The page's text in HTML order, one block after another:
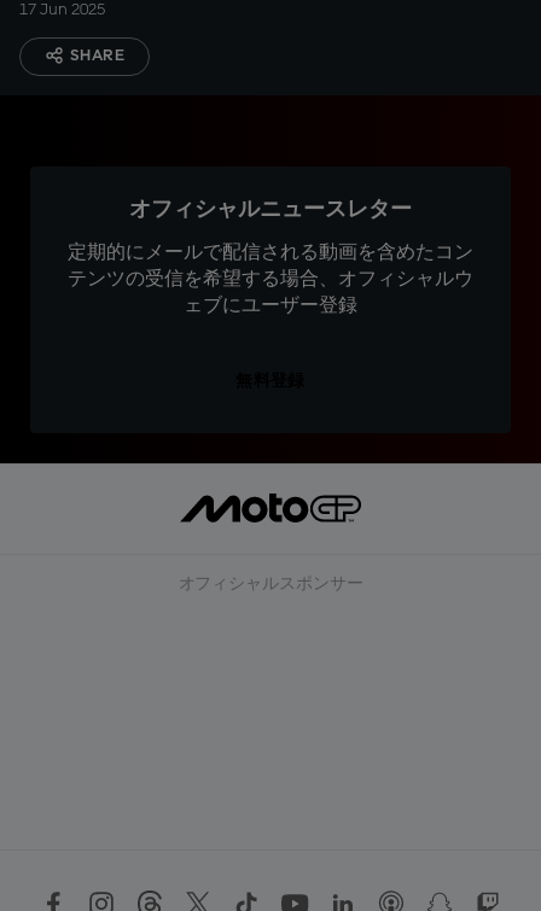
17 Jun 2025
SHARE
オフィシャルニュースレター
定期的にメールで配信される動画を含めたコン
テンツの受信を希望する場合、オフィシャルウ
ェブにユーザー登録
オフィシャルスポンサー